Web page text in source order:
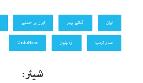
ایران آبنائے ہرمز ایران پر حملے
صدر ٹرمپ اردونیوز UrduNews
شیئر: